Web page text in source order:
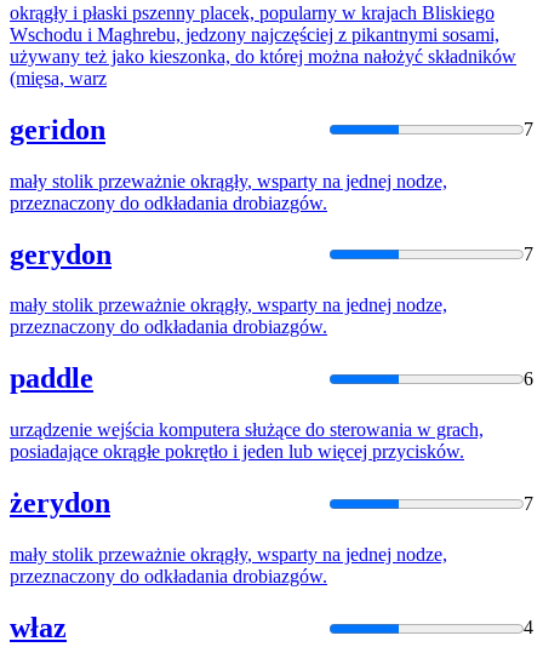
okrągły i płaski pszenny placek, popularny w krajach Bliskiego
Wschodu i Maghrebu, jedzony najczęściej z pikantnymi sosami,
używany też jako kieszonka, do której można nałożyć składników
(mięsa, warz
geridon 7
mały stolik przeważnie okrągły, wsparty na jednej nodze,
przeznaczony do odkładania drobiazgów.
gerydon 7
mały stolik przeważnie okrągły, wsparty na jednej nodze,
przeznaczony do odkładania drobiazgów.
paddle 6
urządzenie wejścia komputera służące do sterowania w grach,
posiadające okrągłe pokrętło i jeden lub więcej przycisków.
żerydon 7
mały stolik przeważnie okrągły, wsparty na jednej nodze,
przeznaczony do odkładania drobiazgów.
właz 4